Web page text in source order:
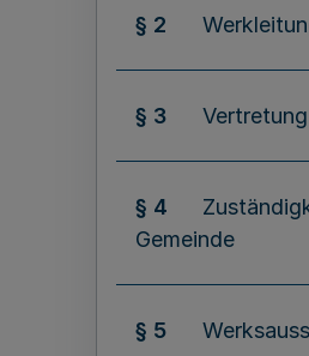
§ 2
§ 3
§ 4
Gemeinde
§ 5